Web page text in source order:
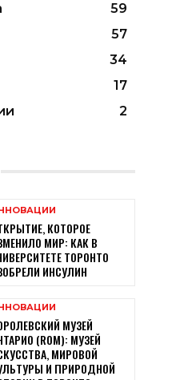
59
57
34
17
2
КОТОРОЕ
МИР: КАК В
ТОРОНТО
ИНСУЛИН
МУЗЕЙ
(ROM): МУЗЕЙ
МИРОВОЙ
И ПРИРОДНОЙ